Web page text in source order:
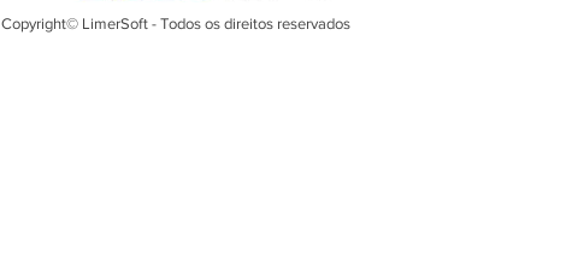
Copyright© LimerSoft - Todos os direitos reservados